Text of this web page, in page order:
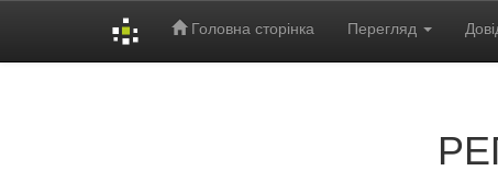
Головна сторінка Перегляд